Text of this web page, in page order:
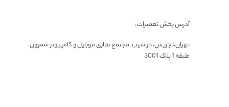
آدرس بخش تعمیرات :
تهران،تجریش، دزاشیب، مجتمع تجاری موبایل و کامپیوتر شمرون،
طبقه 1 پلاک 3001